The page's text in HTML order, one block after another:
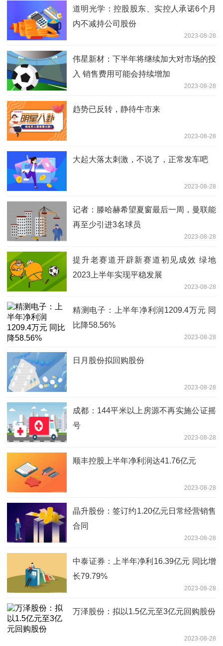
道明光学：控股股东、实控人承诺6个月
内不减持公司股份
2023-08-28
伟星新材：下半年将继续加大对市场的投
入 销售费用可能会持续增加
2023-08-28
趋势已反转，静待牛市来
2023-08-28
大起大落太刺激，不说了，正常发车吧
2023-08-28
记者：滕哈赫希望夏窗最后一周，曼联能
再至少引进3名球员
2023-08-28
提升老赛道开辟新赛道初见成效 绿地
2023上半年实现平稳发展
2023-08-28
精测电子：上半年净利润1209.4万元 同
比降58.56%
2023-08-28
日月股份拟回购股份
2023-08-28
成都：144平米以上房源不再实施公证摇
号
2023-08-28
顺丰控股上半年净利润达41.76亿元
2023-08-28
晶升股份：签订约1.20亿元日常经营销售
合同
2023-08-28
中泰证券：上半年净利16.39亿元 同比增
长79.79%
2023-08-28
万泽股份：拟以1.5亿元至3亿元回购股份
2023-08-28